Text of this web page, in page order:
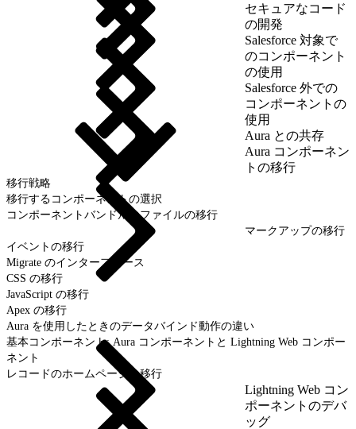
セキュアなコード
の開発
Salesforce 対象で
のコンポーネント
の使用
Salesforce 外での
コンポーネントの
使用
Aura との共存
Aura コンポーネン
トの移行
移行戦略
移行するコンポーネントの選択
コンポーネントバンドルのファイルの移行
マークアップの移行
イベントの移行
Migrate のインターフェース
CSS の移行
JavaScript の移行
Apex の移行
Aura を使用したときのデータバインド動作の違い
基本コンポーネント: Aura コンポーネントと Lightning Web コンポー
ネント
レコードのホームページの移行
Lightning Web コン
ポーネントのデバ
ッグ